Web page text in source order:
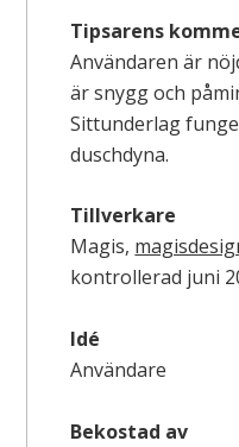
Tipsarens
Användaren är
är snygg och
Sittunderlag
duschdyna.
Tillverkare
Magis,
kontrollerad juni
Idé
Användare
Bekostad av